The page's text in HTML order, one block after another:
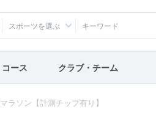
スポーツを選ぶ
コース クラブ・チーム
ラソン【計測チップ有り】